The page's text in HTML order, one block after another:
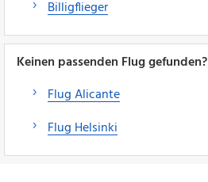
Billigflieger
Keinen passenden Flug gefunden?
Flug Alicante
Flug Helsinki